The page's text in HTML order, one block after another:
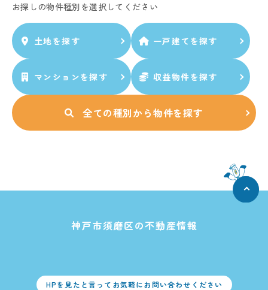
お探しの物件種別を選択してください
土地を探す 一戸建て を探す
マンションを探す 収益物件を探す
全ての種別から物件を探す
神戸市須磨区の不動産情報
HPを見たと言ってお気軽にお問い合わせください